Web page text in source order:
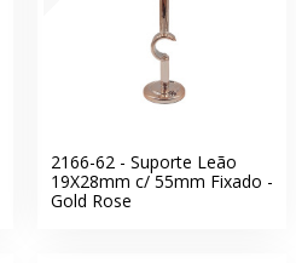
2166-62 - Suporte Leão
19X28mm c/ 55mm Fixado -
Gold Rose